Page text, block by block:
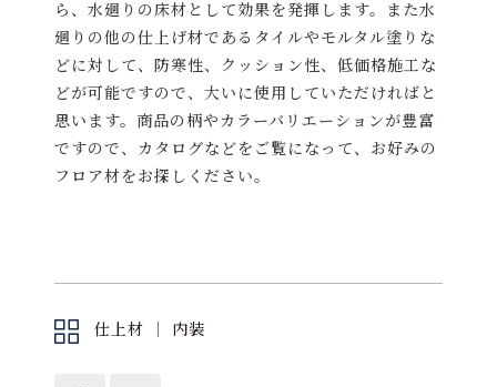
ら、水廻りの床材として効果を発揮します。また水
廻りの他の仕上げ材であるタイルやモルタル塗りな
どに対して、防寒性、クッション性、低価格施工な
どが可能ですので、大いに使用していただければと
思います。商品の柄やカラーバリエーションが豊富
ですので、カタログなどをご覧になって、お好みの
フロア材をお探しください。
仕上材 ｜ 内装